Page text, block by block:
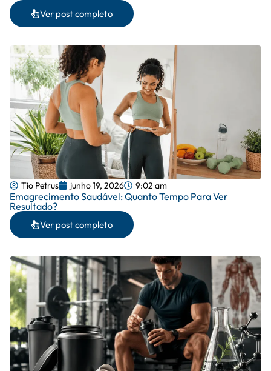
Ver post completo
Tio Petrus junho 19, 2026 9:02 am
Emagrecimento Saudável: Quanto Tempo Para Ver
Resultado?
Ver post completo